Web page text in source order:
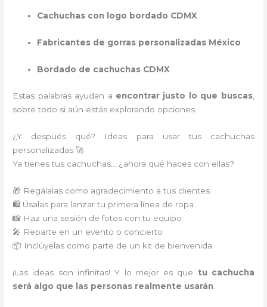
Cachuchas con logo bordado CDMX
Fabricantes de gorras personalizadas México
Bordado de cachuchas CDMX
Estas palabras ayudan a encontrar justo lo que buscas,
sobre todo si aún estás explorando opciones.
¿Y después qué? Ideas para usar tus cachuchas
personalizadas 🚀
Ya tienes tus cachuchas… ¿ahora qué haces con ellas?
🎁 Regálalas como agradecimiento a tus clientes
🛍️ Úsalas para lanzar tu primera línea de ropa
📸 Haz una sesión de fotos con tu equipo
🎤 Reparte en un evento o concierto
📦 Inclúyelas como parte de un kit de bienvenida
¡Las ideas son infinitas! Y lo mejor es que tu cachucha
será algo que las personas realmente usarán